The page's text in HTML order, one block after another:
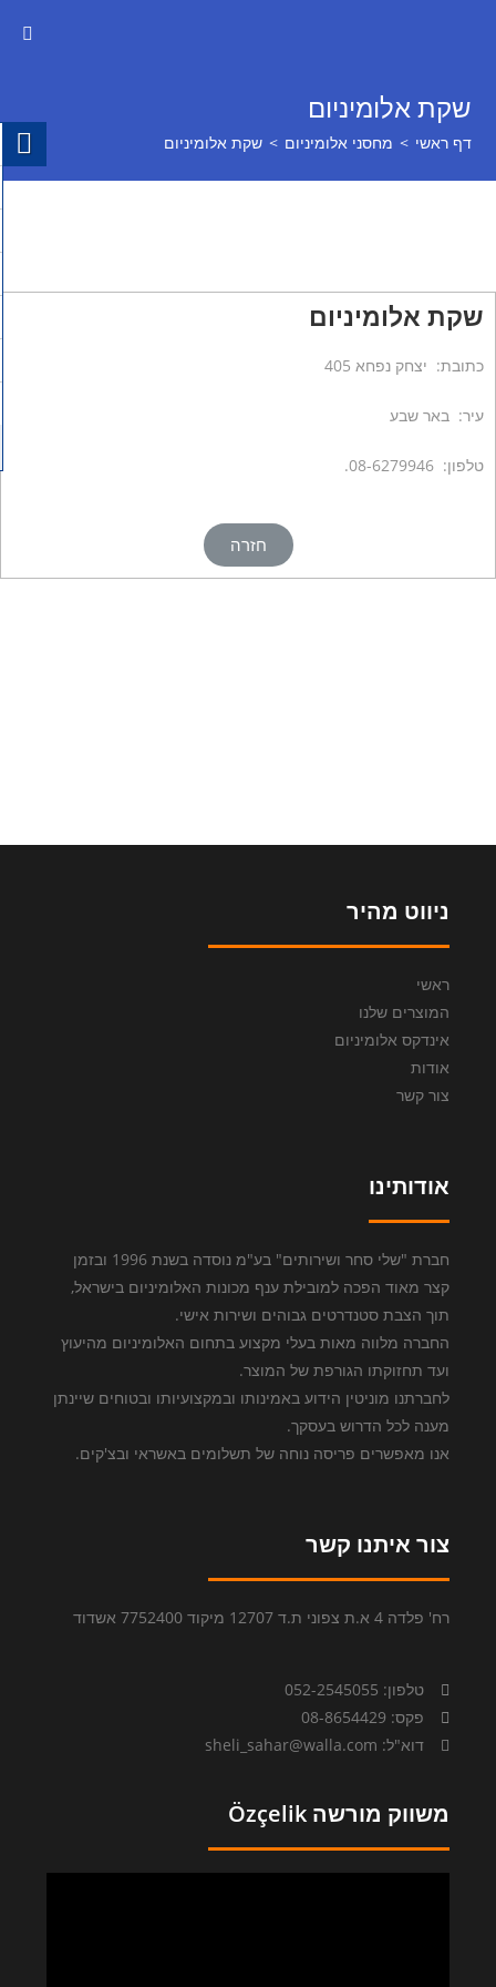
שקת אלומיניום
דף ראשי > מחסני אלומיניום > שקת אלומיניום
שקת אלומיניום
כתובת: יצחק נפחא 405
עיר: באר שבע
טלפון: 08-6279946.
חזרה
ניווט מהיר
ראשי
המוצרים שלנו
אינדקס אלומיניום
אודות
צור קשר
אודותינו
חברת "שלי סחר ושירותים" בע"מ נוסדה בשנת 1996 ובזמן
קצר מאוד הפכה למובילת ענף מכונות האלומיניום בישראל,
תוך הצבת סטנדרטים גבוהים ושירות אישי.
החברה מלווה מאות בעלי מקצוע בתחום האלומיניום מהיעוץ
ועד תחזוקתו הגורפת של המוצר.
לחברתנו מוניטין הידוע באמינותו ובמקצועיותו ובטוחים שיינתן
מענה לכל הדרוש בעסקך.
אנו מאפשרים פריסה נוחה של תשלומים באשראי ובצ'קים.
צור איתנו קשר
רח' פלדה 4 א.ת צפוני ת.ד 12707 מיקוד 7752400 אשדוד
טלפון: 052-2545055
פקס: 08-8654429
דוא"ל: sheli_sahar@walla.com
משווק מורשה Özçelik